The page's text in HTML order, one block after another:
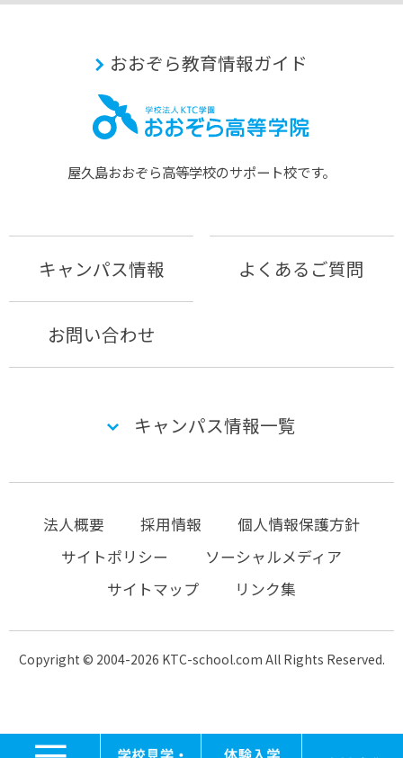
おおぞら教育情報ガイド
屋久島おおぞら⾼等学校のサポート校です。
キャンパス情報 よくあるご質問
お問い合わせ
キャンパス情報一覧
法人概要 採用情報
個人情報保護方針
サイトポリシー
ソーシャルメディア
サイトマップ
リンク集
Copyright © 2004-2026 KTC-school.com All Rights Reserved.